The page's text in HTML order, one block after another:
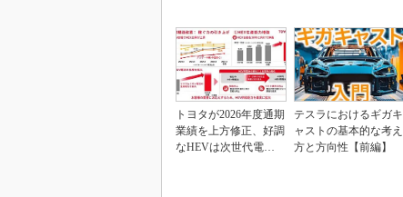
トヨタが2026年度通期
業績を上方修正、好調
なHEVは次世代電池
テスラにおけるギガキ
ャストの基本的な考え
方と方向性【前編】